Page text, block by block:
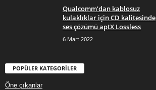
Qualcomm’dan kablosuz
kulaklıklar için CD kalitesinde
ses çözümü aptX Lossless
6 Mart 2022
POPÜLER KATEGORİLER
Öne çıkanlar